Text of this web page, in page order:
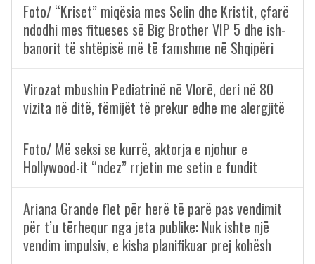
Foto/ “Kriset” miqësia mes Selin dhe Kristit, çfarë
ndodhi mes fitueses së Big Brother VIP 5 dhe ish-
banorit të shtëpisë më të famshme në Shqipëri
Virozat mbushin Pediatrinë në Vlorë, deri në 80
vizita në ditë, fëmijët të prekur edhe me alergjitë
Foto/ Më seksi se kurrë, aktorja e njohur e
Hollywood-it “ndez” rrjetin me setin e fundit
Ariana Grande flet për herë të parë pas vendimit
për t’u tërhequr nga jeta publike: Nuk ishte një
vendim impulsiv, e kisha planifikuar prej kohësh